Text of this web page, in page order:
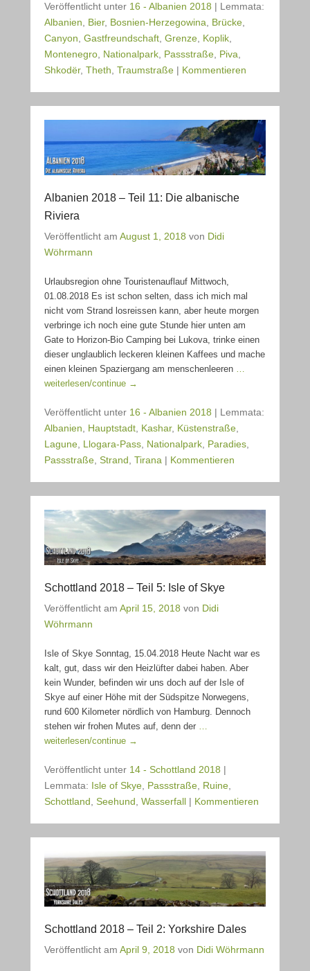
Veröffentlicht unter 16 - Albanien 2018 | Lemmata:
Albanien
Bier, Bosnien-Herzegowina Brücke
Canyon Gastfreundschaft Grenze Koplik
Montenegro Nationalpark Passstraße Piva
Shkodër, Theth Traumstraße | Kommentieren
Albanien 2018 – Teil 11: Die albanische
Riviera
Veröffentlicht am August 1, 2018 von Didi
Wöhrmann
Urlaubsregion ohne Touristenauflauf Mittwoch,
01.08.2018 Es ist schon selten, dass ich mich mal
nicht vom Strand losreissen kann, aber heute morgen
verbringe ich noch eine gute Stunde hier unten am
Gate to Horizon-Bio Camping bei Lukova, trinke einen
dieser unglaublich leckeren kleinen Kaffees und mache
einen kleinen Spaziergang am menschenleeren …
weiterlesen/continue →
Veröffentlicht unter 16 - Albanien 2018 | Lemmata:
Albanien
Hauptstadt Kashar, Küstenstraße
Lagune Llogara-Pass Nationalpark Paradies
Passstraße Strand Tirana | Kommentieren
Schottland 2018 – Teil 5: Isle of Skye
Veröffentlicht am April 15, 2018 von Didi
Wöhrmann
Isle of Skye Sonntag, 15.04.2018 Heute Nacht war es
kalt, gut, dass wir den Heizlüfter dabei haben. Aber
kein Wunder, befinden wir uns doch auf der Isle of
Skye auf einer Höhe mit der Südspitze Norwegens,
rund 600 Kilometer nördlich von Hamburg. Dennoch
stehen wir frohen Mutes auf, denn der …
weiterlesen/continue →
Veröffentlicht unter 14 - Schottland 2018 |
Lemmata: Isle of Skye Passstraße Ruine
Schottland Seehund Wasserfall | Kommentieren
Schottland 2018 – Teil 2: Yorkshire Dales
Veröffentlicht am April 9, 2018 von Didi Wöhrmann